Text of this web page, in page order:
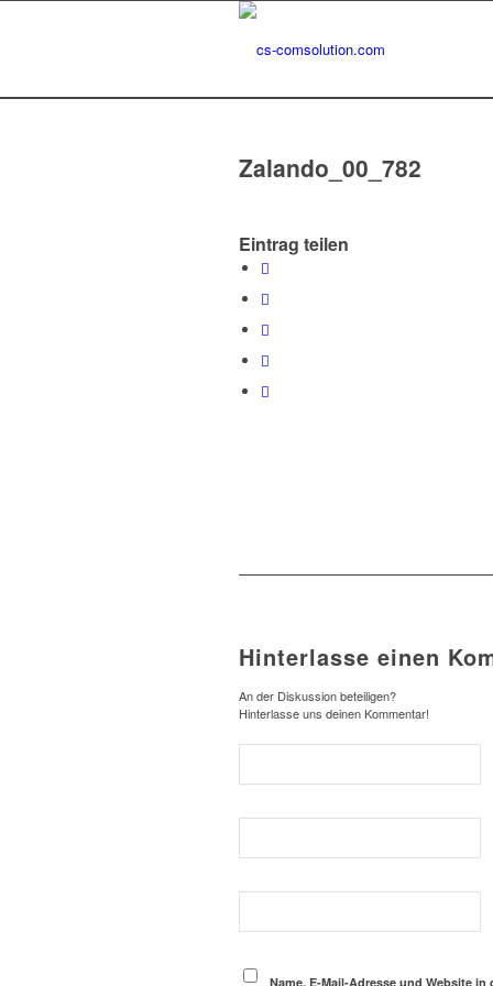
Zalando_00_782
Eintrag teilen
Hinterlasse einen
An der Diskussion beteiligen?
Hinterlasse uns deinen Kommentar!
Name, E-Mail-Adresse und Website